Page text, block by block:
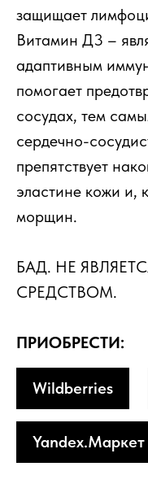
защищает
Витамин Д3 –
адаптивным
помогает
сосудах, тем
сердечно-
препятствует
эластине кожи и,
морщин.
БАД. НЕ
СРЕДСТВОМ.
ПРИОБРЕСТИ:
Wildberries
Yandex.Маркет